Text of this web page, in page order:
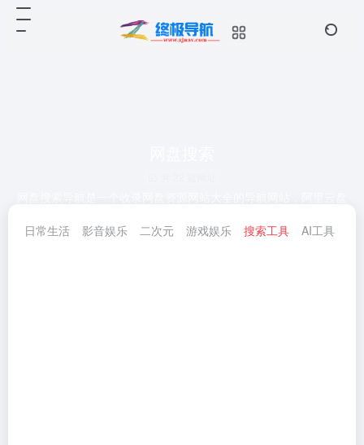
索等，找优质网盘搜索引擎就来网盘搜索导航。
日常生活 影音娱乐 二次元 游戏娱乐 搜索工具 AI工具